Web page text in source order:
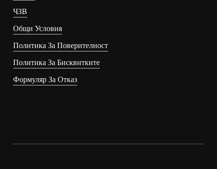
ЧЗВ
Общи Условия
Политика За Поверителност
Политика За Бисквитките
Формуляр За Отказ